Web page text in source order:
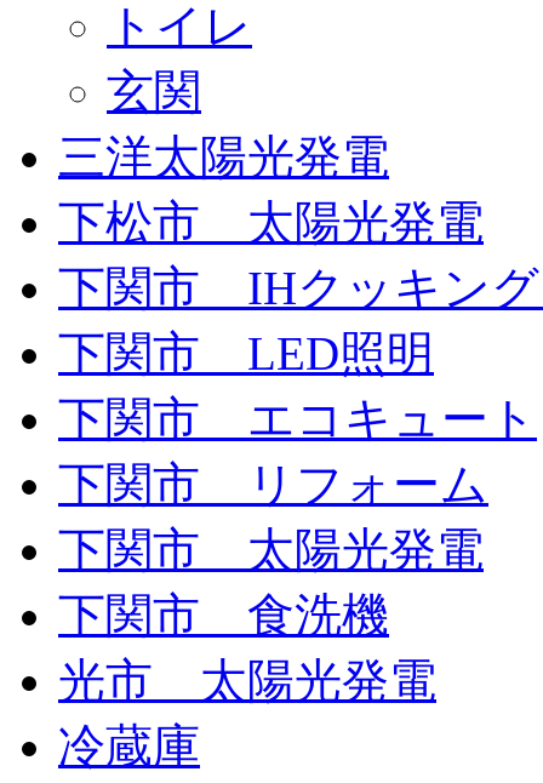
トイレ
玄関
三洋太陽光発電
下松市 太陽光発電
下関市 IHクッキング
下関市 LED照明
下関市 エコキュート
下関市 リフォーム
下関市 太陽光発電
下関市 食洗機
光市 太陽光発電
冷蔵庫